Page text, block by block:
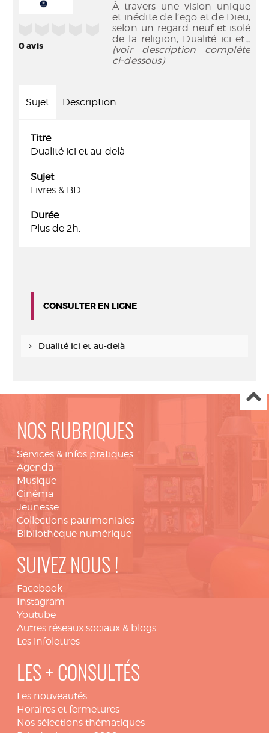
0avis
À travers une vision unique
et inédite de l’ego et de Dieu,
selon un regard neuf et isolé
de la religion, Dualité ici et...
(voir description complète
ci-dessous)
Sujet Description
Titre
Dualité ici et au-delà
Sujet
Livres & BD
Durée
Plus de 2h.
CONSULTER EN LIGNE
Dualité ici et au-delà
NOS RUBRIQUES
Services & infos pratiques
Agenda
Musique
Cinéma
Jeunesse
Collections patrimoniales
Bibliothèque numérique
SUIVEZ NOUS !
Facebook
Instagram
Youtube
Autres réseaux sociaux & blogs
Les infolettres
LES + CONSULTÉS
Les nouveautés
Horaires et fermetures
Nos sélections thématiques